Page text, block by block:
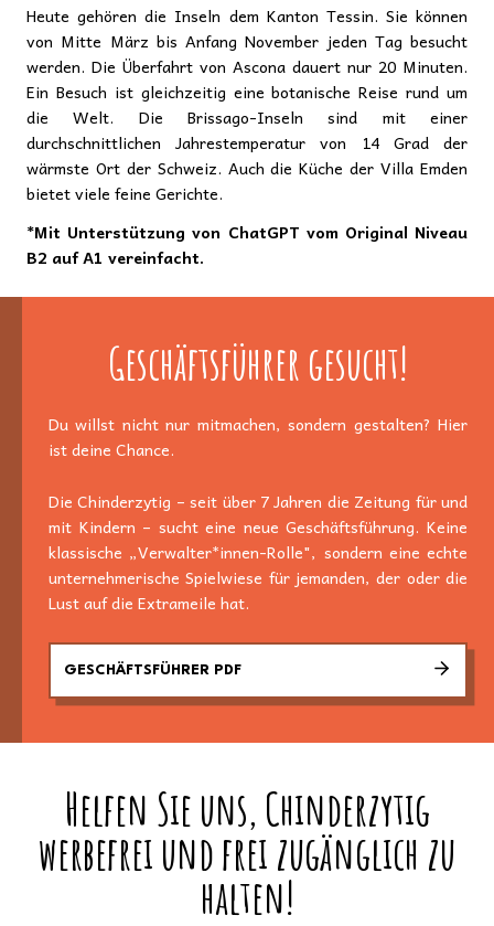
Heute gehören die Inseln dem Kanton Tessin. Sie können
von Mitte März bis Anfang November jeden Tag besucht
werden. Die Überfahrt von Ascona dauert nur 20 Minuten.
Ein Besuch ist gleichzeitig eine botanische Reise rund um
die Welt. Die Brissago-Inseln sind mit einer
durchschnittlichen Jahrestemperatur von 14 Grad der
wärmste Ort der Schweiz. Auch die Küche der Villa Emden
bietet viele feine Gerichte.
*Mit Unterstützung von ChatGPT vom Original Niveau
B2 auf A1 vereinfacht.
Geschäftsführer gesucht!
Du willst nicht nur mitmachen, sondern gestalten? Hier
ist deine Chance.
Die Chinderzytig – seit über 7 Jahren die Zeitung für und
mit Kindern – sucht eine neue Geschäftsführung. Keine
klassische „Verwalter*innen-Rolle", sondern eine echte
unternehmerische Spielwiese für jemanden, der oder die
Lust auf die Extrameile hat.
GESCHÄFTSFÜHRER PDF
Helfen Sie uns, Chinderzytig
werbefrei und frei zugänglich zu
halten!